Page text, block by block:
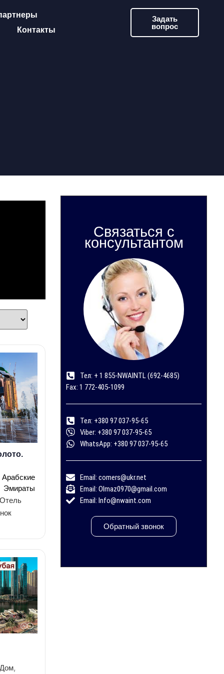
Контакты
Задать
вопрос
Эмираты
,
Связаться с
консультантом
Тел: + 1 855-NWAINTL (692-4685)
Fax: 1 772-405-1099
Тел: +380 97 037-95-65
Viber: +380 97 037-95-65
WhatsApp: +380 97 037-95-65
Email: comers@ukr.net
Email: Olmaz0970@gmail.com
Email: Info@nwaint.com
Обратный звонок